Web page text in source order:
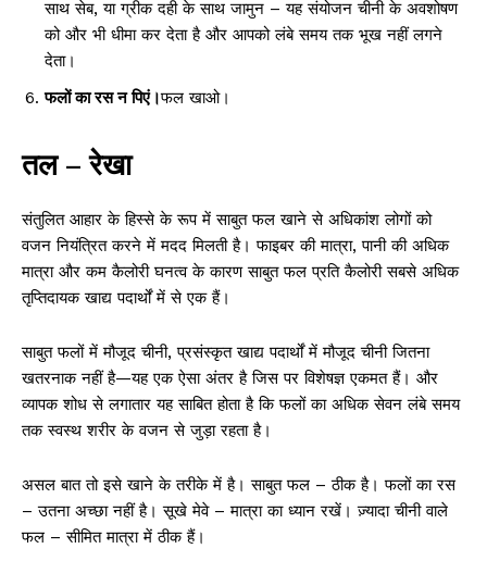
साथ सेब, या ग्रीक दही के साथ जामुन – यह संयोजन चीनी के अवशोषण
को और भी धीमा कर देता है और आपको लंबे समय तक भूख नहीं लगने
देता।
फलों का रस न पिएं।फल खाओ।
तल – रेखा
संतुलित आहार के हिस्से के रूप में साबुत फल खाने से अधिकांश लोगों को
वजन नियंत्रित करने में मदद मिलती है। फाइबर की मात्रा, पानी की अधिक
मात्रा और कम कैलोरी घनत्व के कारण साबुत फल प्रति कैलोरी सबसे अधिक
तृप्तिदायक खाद्य पदार्थों में से एक हैं।
साबुत फलों में मौजूद चीनी, प्रसंस्कृत खाद्य पदार्थों में मौजूद चीनी जितना
खतरनाक नहीं है—यह एक ऐसा अंतर है जिस पर विशेषज्ञ एकमत हैं। और
व्यापक शोध से लगातार यह साबित होता है कि फलों का अधिक सेवन लंबे समय
तक स्वस्थ शरीर के वजन से जुड़ा रहता है।
असल बात तो इसे खाने के तरीके में है। साबुत फल – ठीक है। फलों का रस
– उतना अच्छा नहीं है। सूखे मेवे – मात्रा का ध्यान रखें। ज़्यादा चीनी वाले
फल – सीमित मात्रा में ठीक हैं।